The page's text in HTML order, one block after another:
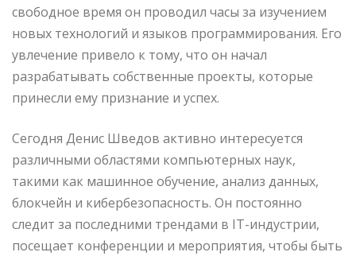
свободное время он проводил часы за изучением
новых технологий и языков программирования. Его
увлечение привело к тому, что он начал
разрабатывать собственные проекты, которые
принесли ему признание и успех.
Сегодня Денис Шведов активно интересуется
различными областями компьютерных наук,
такими как машинное обучение, анализ данных,
блокчейн и кибербезопасность. Он постоянно
следит за последними трендами в IT-индустрии,
посещает конференции и мероприятия, чтобы быть